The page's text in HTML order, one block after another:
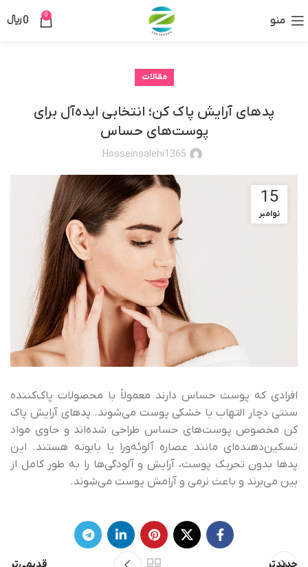
منو 0
0﷼
مقالات
پدهای آرایش پاک کن؛ انتخابی ایده‌آل برای
پوست‌های حساس
Hosseinsalehi1365
15
نوامبر
افرادی که پوست حساس دارند معمولاً با محصولات پاک‌کننده
سنتی دچار التهاب یا خشکی پوست می‌شوند. پدهای آرایش پاک
کن مخصوص پوست‌های حساس طراحی شده‌اند و حاوی مواد
تسکین‌دهنده‌ای مانند عصاره آلوئه‌ورا یا بابونه هستند. این
پدها بدون تحریک پوست، آرایش و آلودگی‌ها را به طور کامل از
بین می‌برند و باعث نرمی و آرامش پوست می‌شوند.